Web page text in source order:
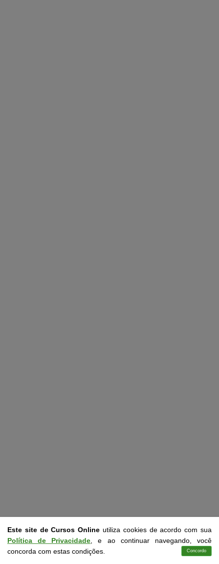
CURSOS EM CONFORMIDADE COM A LDB 9.394/96
Este site de Cursos Online utiliza cookies de acordo com sua
Política de Privacidade , e ao continuar navegando, você
concorda com estas condições.
Concordo
Contato Cursos Login